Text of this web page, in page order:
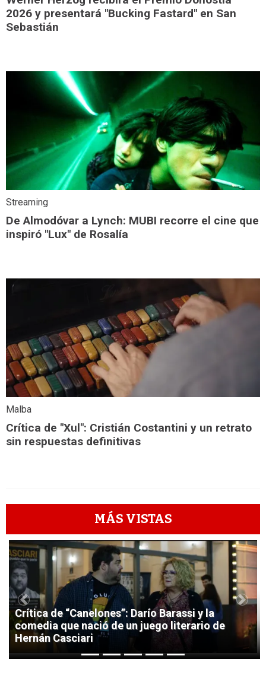
2026 y presentará "Bucking Fastard" en San
Sebastián
Streaming
De Almodóvar a Lynch: MUBI recorre el cine que
inspiró "Lux" de Rosalía
Malba
Crítica de "Xul": Cristián Costantini y un retrato
sin respuestas definitivas
MÁS VISTAS
1
Crítica de “Canelones”: Darío Barassi y la
comedia que nació de un juego literario de
Hernán Casciari
Previous Next